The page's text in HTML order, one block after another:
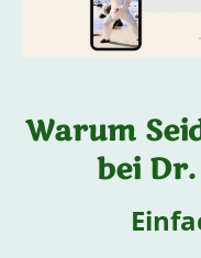
Warum
bei Dr.